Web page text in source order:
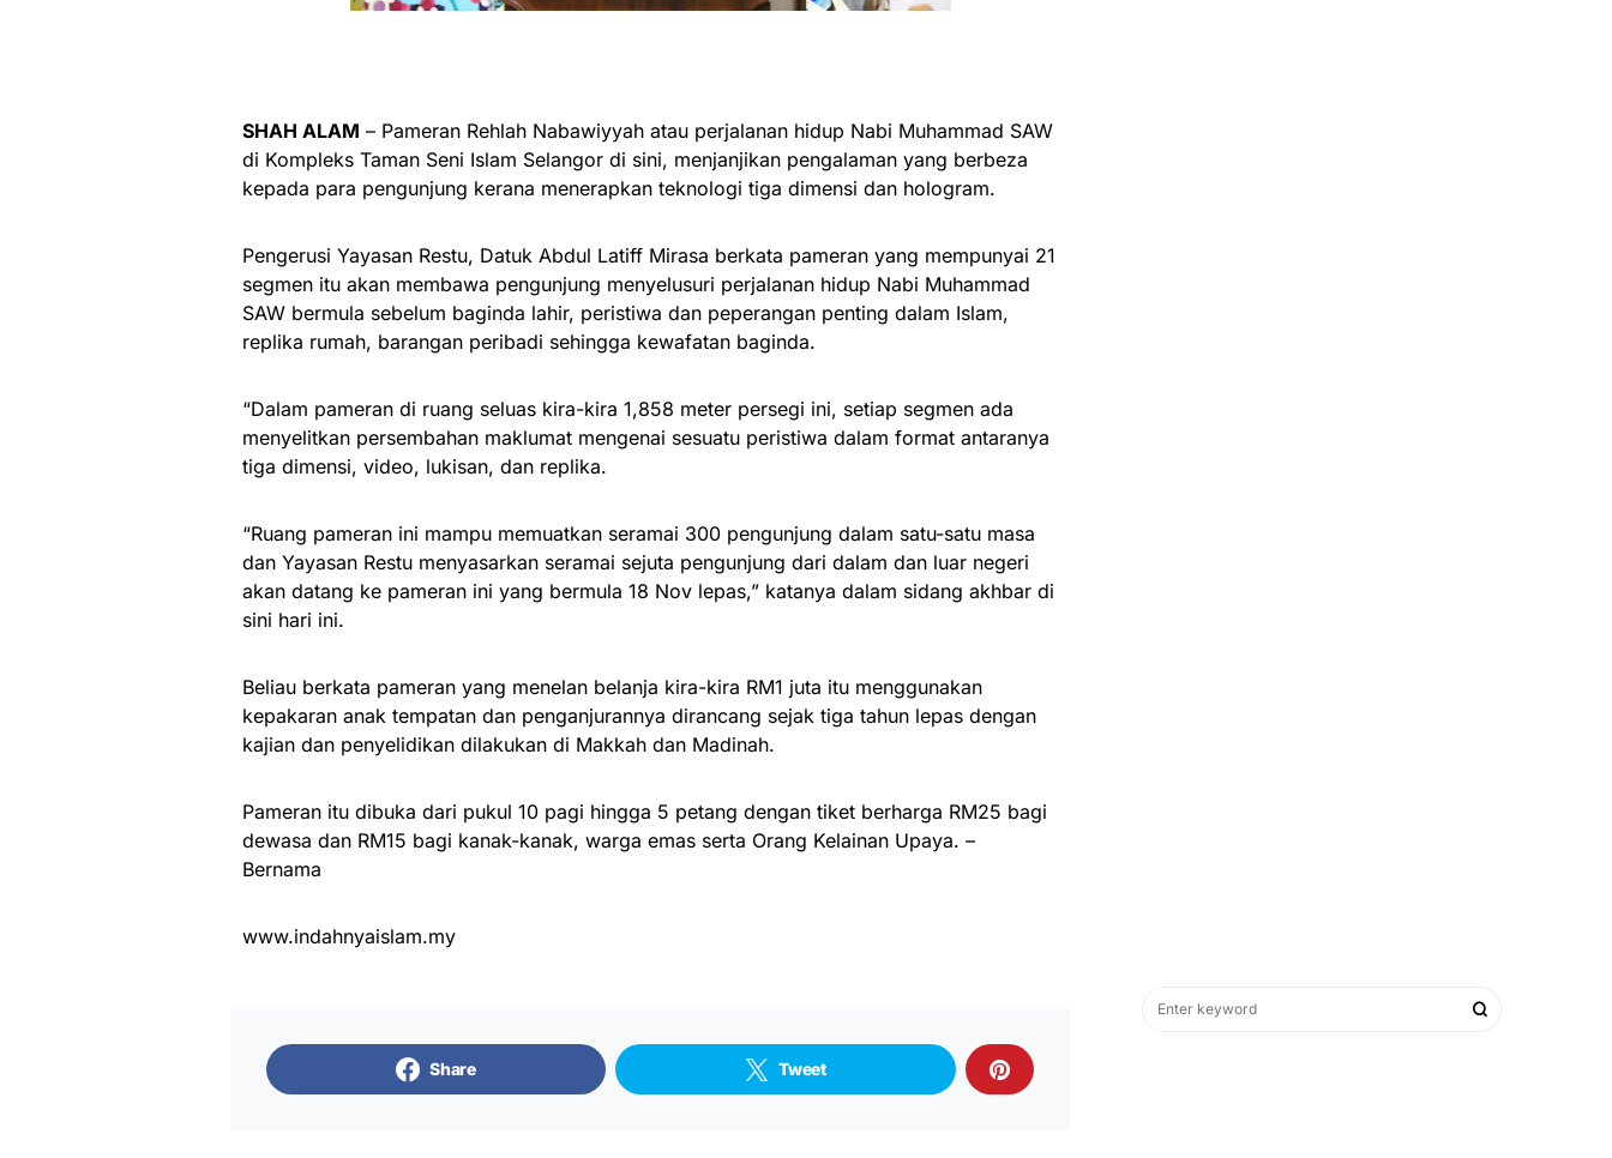
SHAH ALAM – Pameran Rehlah Nabawiyyah atau perjalanan hidup Nabi Muhammad SAW
di Kompleks Taman Seni Islam Selangor di sini, menjanjikan pengalaman yang berbeza
kepada para pengunjung kerana menerapkan teknologi tiga dimensi dan hologram.
Pengerusi Yayasan Restu, Datuk Abdul Latiff Mirasa berkata pameran yang mempunyai 21
segmen itu akan membawa pengunjung menyelusuri perjalanan hidup Nabi Muhammad
SAW bermula sebelum baginda lahir, peristiwa dan peperangan penting dalam Islam,
replika rumah, barangan peribadi sehingga kewafatan baginda.
“Dalam pameran di ruang seluas kira-kira 1,858 meter persegi ini, setiap segmen ada
menyelitkan persembahan maklumat mengenai sesuatu peristiwa dalam format antaranya
tiga dimensi, video, lukisan, dan replika.
“Ruang pameran ini mampu memuatkan seramai 300 pengunjung dalam satu-satu masa
dan Yayasan Restu menyasarkan seramai sejuta pengunjung dari dalam dan luar negeri
akan datang ke pameran ini yang bermula 18 Nov lepas,” katanya dalam sidang akhbar di
sini hari ini.
Beliau berkata pameran yang menelan belanja kira-kira RM1 juta itu menggunakan
kepakaran anak tempatan dan penganjurannya dirancang sejak tiga tahun lepas dengan
kajian dan penyelidikan dilakukan di Makkah dan Madinah.
Pameran itu dibuka dari pukul 10 pagi hingga 5 petang dengan tiket berharga RM25 bagi
dewasa dan RM15 bagi kanak-kanak, warga emas serta Orang Kelainan Upaya. –
Bernama
www.indahnyaislam.my
Share Tweet